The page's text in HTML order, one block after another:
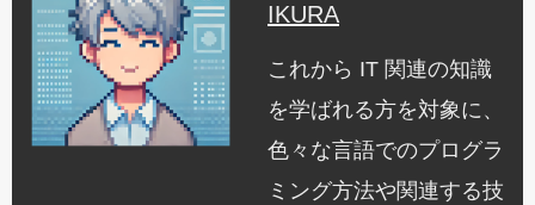
IKURA
これから IT 関連の知識
を学ばれる方を対象に、
色々な言語でのプログラ
ミング方法や関連する技